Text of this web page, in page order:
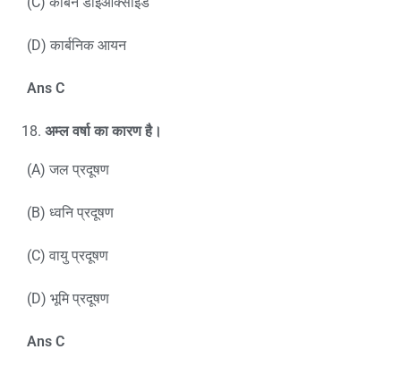
(D) कार्बनिक आयन
Ans C
अम्ल वर्षा का कारण है।
(A) जल प्रदूषण
(B) ध्वनि प्रदूषण
(C) वायु प्रदूषण
(D) भूमि प्रदूषण
Ans C